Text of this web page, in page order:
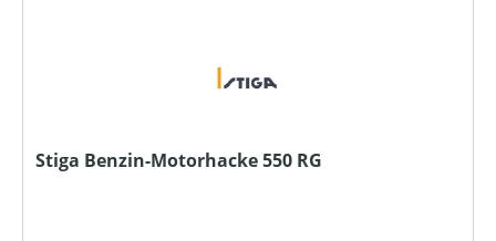
Stiga Benzin-Motorhacke 550 RG